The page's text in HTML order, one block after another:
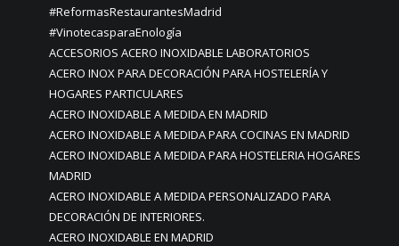
#ReformasRestaurantesMadrid
#VinotecasparaEnología
ACCESORIOS ACERO INOXIDABLE LABORATORIOS
ACERO INOX PARA DECORACIÓN PARA HOSTELERÍA Y
HOGARES PARTICULARES
ACERO INOXIDABLE A MEDIDA EN MADRID
ACERO INOXIDABLE A MEDIDA PARA COCINAS EN MADRID
ACERO INOXIDABLE A MEDIDA PARA HOSTELERIA HOGARES
MADRID
ACERO INOXIDABLE A MEDIDA PERSONALIZADO PARA
DECORACIÓN DE INTERIORES.
ACERO INOXIDABLE EN MADRID